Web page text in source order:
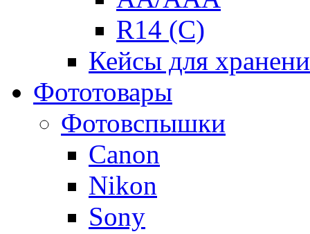
R14 (C)
Кейсы для
Фототовары
Фотовспышки
Canon
Nikon
Sony